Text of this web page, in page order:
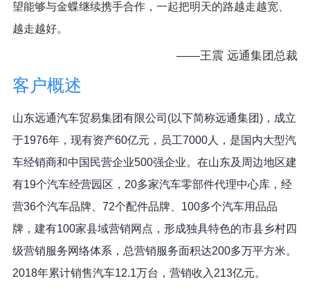
望能够与金蝶继续携手合作，一起把明天的路越走越宽、
越走越好。
——王震 远通集团总裁
客户概述
山东远通汽车贸易集团有限公司(以下简称远通集团)，成立
于1976年，现有资产60亿元，员工7000人，是国内大型汽
车经销商和中国民营企业500强企业。在山东及周边地区建
有19个汽车经营园区，20多家汽车零部件代理中心库，经
营36个汽车品牌、72个配件品牌、100多个汽车用品品
牌，建有100家县域营销网点，形成独具特色的市县乡村四
级营销服务网络体系，总营销服务面积达200多万平方米。
2018年累计销售汽车12.1万台，营销收入213亿元。